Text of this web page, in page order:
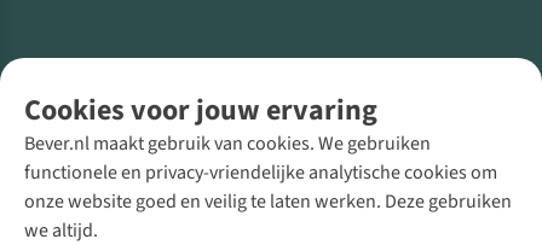
Cookies voor jouw ervaring
Bever.nl maakt gebruik van cookies. We gebruiken
functionele en privacy-vriendelijke analytische cookies om
onze website goed en veilig te laten werken. Deze gebruiken
we altijd.
Direct advies van een Buitenexpert